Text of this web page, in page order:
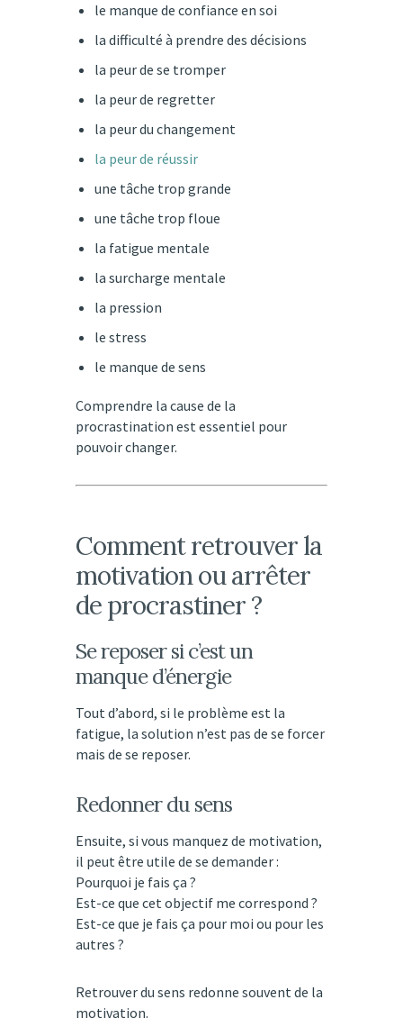
le manque de confiance en soi
la difficulté à prendre des décisions
la peur de se tromper
la peur de regretter
la peur du changement
la peur de réussir
une tâche trop grande
une tâche trop floue
la fatigue mentale
la surcharge mentale
la pression
le stress
le manque de sens
Comprendre la cause de la
procrastination est essentiel pour
pouvoir changer.
Comment retrouver la
motivation ou arrêter
de procrastiner ?
Se reposer si c’est un
manque d’énergie
Tout d’abord, si le problème est la
fatigue, la solution n’est pas de se forcer
mais de se reposer.
Redonner du sens
Ensuite, si vous manquez de motivation,
il peut être utile de se demander :
Pourquoi je fais ça ?
Est-ce que cet objectif me correspond ?
Est-ce que je fais ça pour moi ou pour les
autres ?
Retrouver du sens redonne souvent de la
motivation.